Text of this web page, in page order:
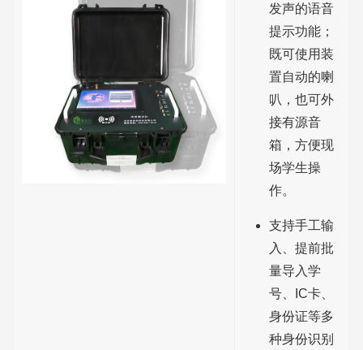
发声的语音
提示功能；
既可使用装
置自动的喇
叭，也可外
接有源音
箱，方便现
场学生操
作。
支持手工输
入、提前批
量导入学
号、IC卡、
身份证等多
种身份识别